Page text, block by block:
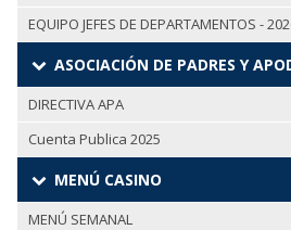
EQUIPO JEFES DE DEPARTAMENTOS -
ASOCIACIÓN DE PADRES Y
DIRECTIVA APA
Cuenta Publica 2025
MENÚ CASINO
MENÚ SEMANAL